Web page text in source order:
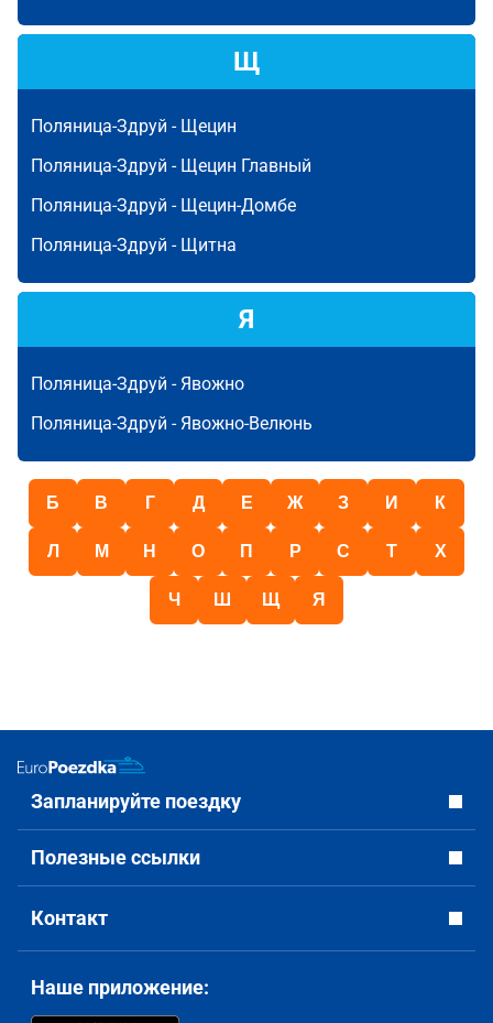
Щ
Поляница-Здруй - Щецин
Поляница-Здруй - Щецин Главный
Поляница-Здруй - Щецин-Домбе
Поляница-Здруй - Щитна
Я
Поляница-Здруй - Явожно
Поляница-Здруй - Явожно-Велюнь
Б В Г Д Е Ж З И К
Л М Н О П Р С Т Х
Ч Ш Щ Я
Запланируйте поездку
Полезные ссылки
Контакт
Наше приложение: